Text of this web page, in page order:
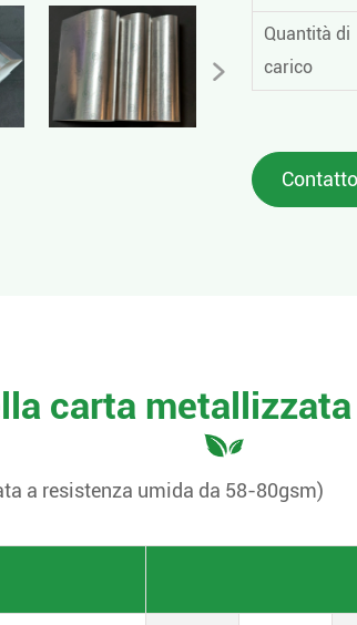

Quantità di
carico
Contatto
carta
a resistenza umida da 58-80gsm)